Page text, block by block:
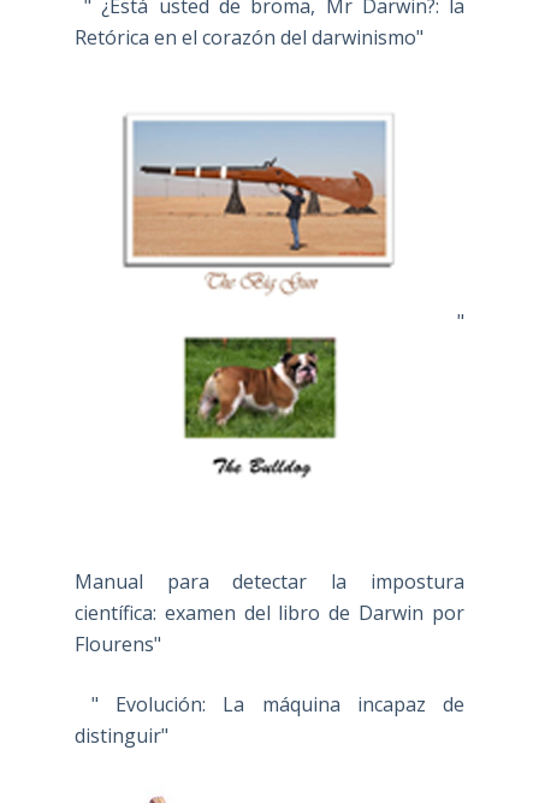
" ¿Está usted de broma, Mr Darwin?: la
Retórica en el corazón del darwinismo"
"
Manual para detectar la impostura
científica: examen del libro de Darwin por
Flourens"
" Evolución: La máquina incapaz de
distinguir"